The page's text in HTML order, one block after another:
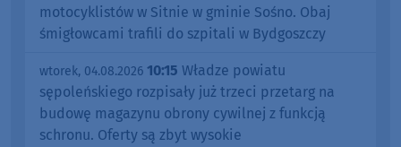
motocyklistów w Sitnie w gminie Sośno. Obaj
śmigłowcami trafili do szpitali w Bydgoszczy
wtorek, 04.08.2026 10:15 Władze powiatu
sępoleńskiego rozpisały już trzeci przetarg na
budowę magazynu obrony cywilnej z funkcją
schronu. Oferty są zbyt wysokie